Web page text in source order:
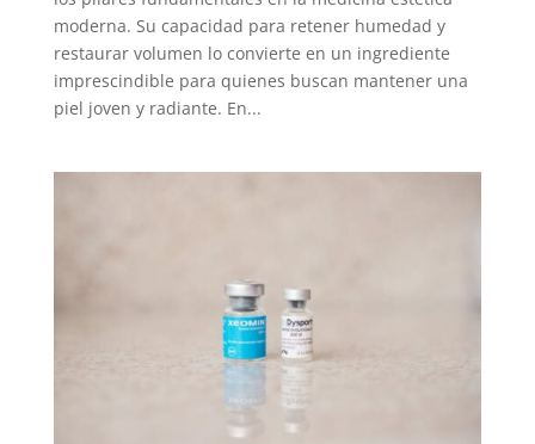
moderna. Su capacidad para retener humedad y
restaurar volumen lo convierte en un ingrediente
imprescindible para quienes buscan mantener una
piel joven y radiante. En...